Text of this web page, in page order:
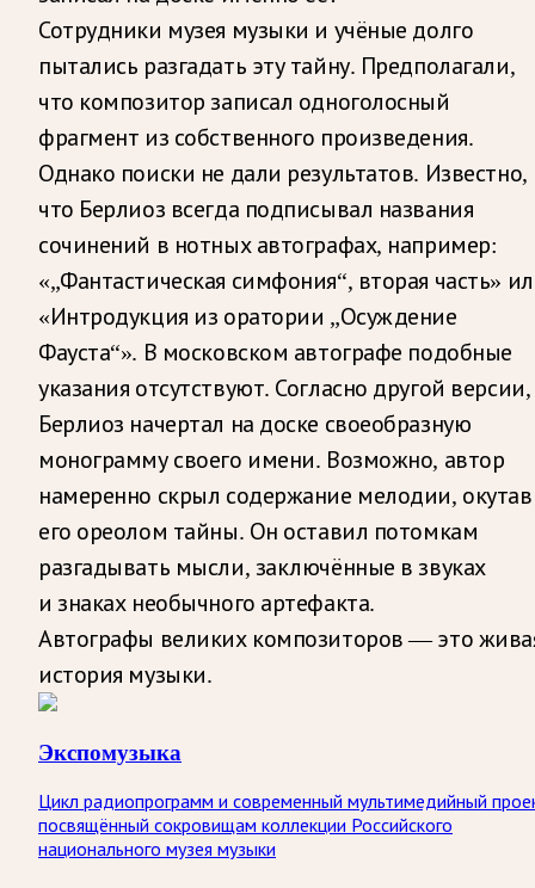
Сотрудники музея музыки и учёные долго
пытались разгадать эту тайну. Предполагали,
что композитор записал одноголосный
фрагмент из собственного произведения.
Однако поиски не дали результатов. Известно,
что Берлиоз всегда подписывал названия
сочинений в нотных автографах, например:
«„Фантастическая симфония“, вторая часть»
«Интродукция из оратории „Осуждение
Фауста“». В московском автографе подобные
указания отсутствуют. Согласно другой версии,
Берлиоз начертал на доске своеобразную
монограмму своего имени. Возможно, автор
намеренно скрыл содержание мелодии, окутав
его ореолом тайны. Он оставил потомкам
разгадывать мысли, заключённые в звуках
и знаках необычного артефакта.
Автографы великих композиторов — это
история музыки.
Экспомузыка
Цикл радиопрограмм и современный мультимедийный
посвящённый сокровищам коллекции Российского
национального музея музыки